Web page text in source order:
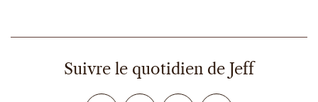
Suivre le quotidien de Jeff